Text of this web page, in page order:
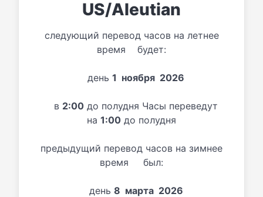
US/Aleutian
следующий перевод часов на летнее
время будет:
день 1 ноября 2026
в 2:00 до полудня Часы переведут
на 1:00 до полудня
предыдущий перевод часов на зимнее
время был:
день 8 марта 2026